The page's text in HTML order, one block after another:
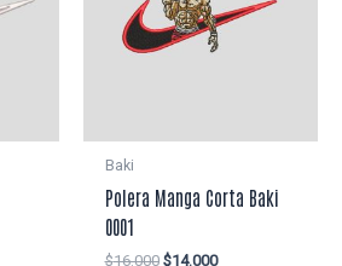
Baki
Polera Manga Corta Baki
0001
$16.000 El
$14.000El